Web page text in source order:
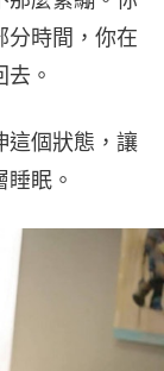
分時間，你在
。
這個狀態，讓
眠。